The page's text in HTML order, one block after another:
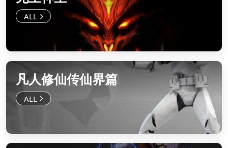
凡人修仙传仙界篇